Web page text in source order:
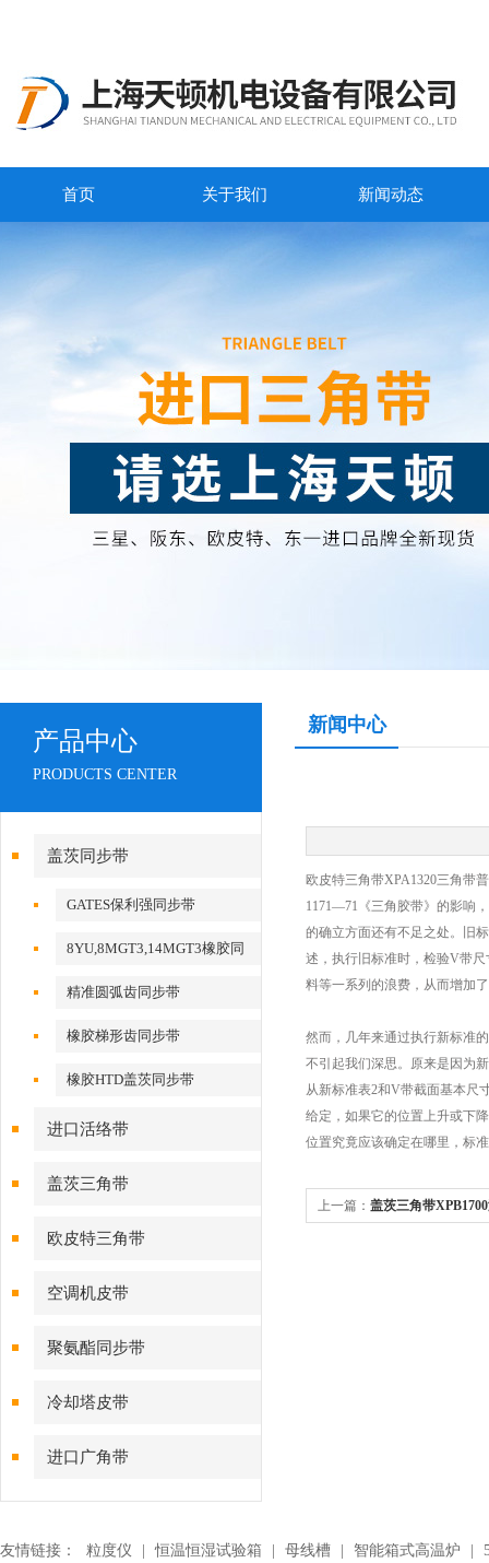
首页 关于我们 新闻动态
产品中心
PRODUCTS CENTER
盖茨同步带
GATES保利强同步带
8YU,8MGT3,14MGT3橡胶同
步带
精准圆弧齿同步带
橡胶梯形齿同步带
橡胶HTD盖茨同步带
进口活络带
盖茨三角带
欧皮特三角带
空调机皮带
聚氨酯同步带
冷却塔皮带
进口广角带
新闻中心
欧皮特三角带XPA1320三角带
1171—71《三角胶带》的影响
的确立方面还有不足之处。旧
述，执行旧标准时，检验V带
料等一系列的浪费，从而增加
然而，几年来通过执行新标准
不引起我们深思。原来是因为
从新标准表2和V带截面基本尺
给定，如果它的位置上升或下
位置究竟应该确定在哪里，标
上一篇： 盖茨三角带
友情链接： 粒度仪 恒温恒湿试验箱 母线槽 智能箱式高温炉